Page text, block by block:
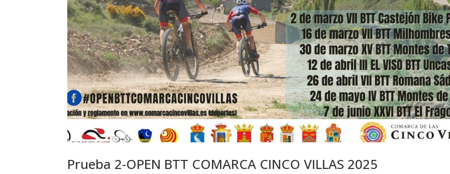
Prueba 2-OPEN BTT COMARCA CINCO VILLAS 2025